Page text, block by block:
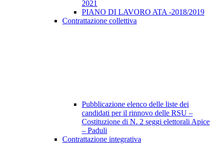
2021
PIANO DI LAVORO ATA -2018/2019
Contrattazione collettiva
Pubblicazione elenco delle liste dei
candidati per il rinnovo delle RSU –
Costituzione di N. 2 seggi elettorali Apice
– Paduli
Contrattazione integrativa